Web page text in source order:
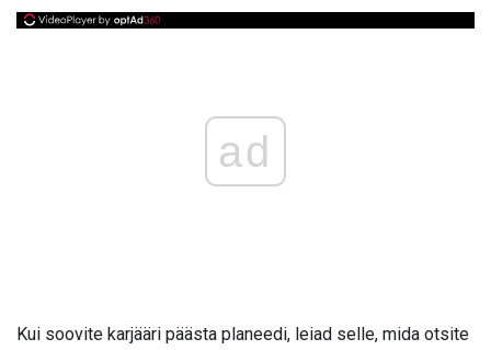
ad
Kui soovite karjääri päästa planeedi, leiad selle, mida otsite